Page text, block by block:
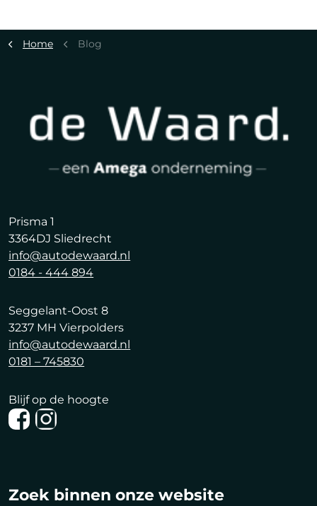
Home Blog
Prisma 1
3364DJ Sliedrecht
info@autodewaard.nl
0184 - 444 894
Seggelant-Oost 8
3237 MH Vierpolders
info@autodewaard.nl
0181 – 745830
Blijf op de hoogte
Zoek binnen onze website